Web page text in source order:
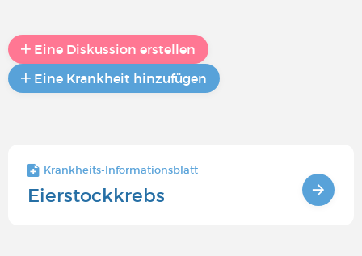
Eine Diskussion erstellen
Eine Krankheit hinzufügen
Krankheits-Informationsblatt
Eierstockkrebs